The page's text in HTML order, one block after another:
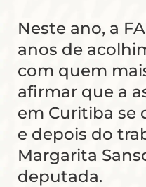
Neste ano, a
anos de
com quem
afirmar que a
em Curitiba se
e depois do
Margarita
deputada.